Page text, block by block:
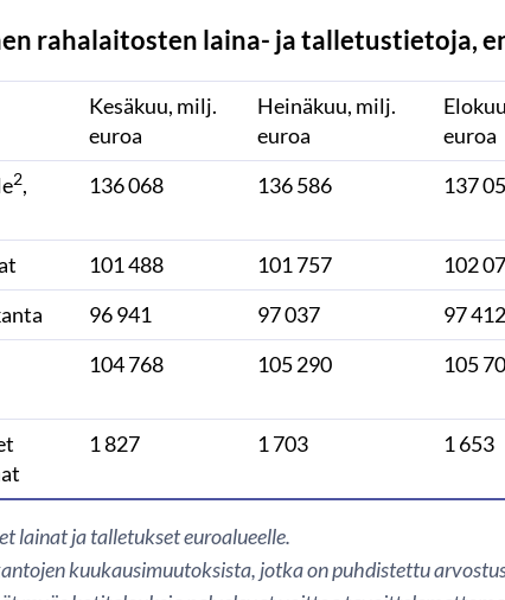
rahalaitosten laina- ja talletustietoja,
Kesäkuu, milj.
euroa
Heinäkuu, milj.
euroa
euroa
2,
136 068 136 586 137
101 488 101 757 102
96 941 97 037 97 412
104 768 105 290 105
1 827 1 703 1 653
lainat ja talletukset euroalueelle.
kuukausimuutoksista, jotka on puhdistettu